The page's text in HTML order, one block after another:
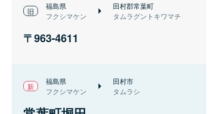
福島県
フクシマケン
田村郡常葉町
タムラグントキワマチ
963-4611
福島県
フクシマケン
田村市
タムラシ